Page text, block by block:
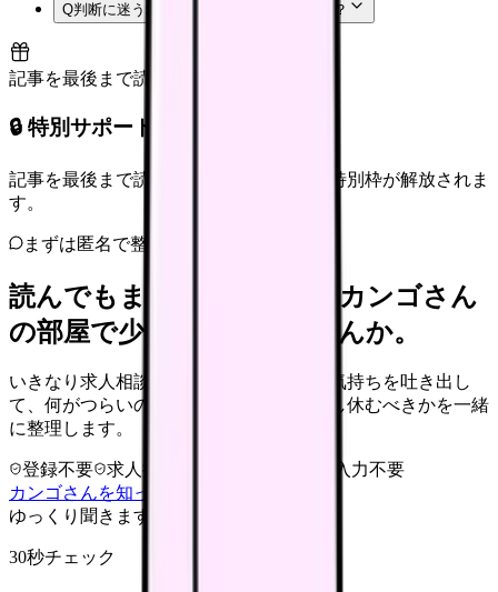
Q判断に迷う場合はどうすればよいですか？
記事を最後まで読むと解放
🔒 特別サポート枠（未開放）
記事を最後まで読むと、転職サポートの特別枠が解放されま
す。
まずは匿名で整理
読んでもまだ苦しいなら、カンゴさん
の部屋で少し話してみませんか。
いきなり求人相談には進みません。今の気持ちを吐き出し
て、何がつらいのか、辞めるべきか、少し休むべきかを一緒
に整理します。
登録不要 求人押し売りなし
病院名は入力不要
カンゴさんを知ってから相談する
ゆっくり聞きます
30秒チェック